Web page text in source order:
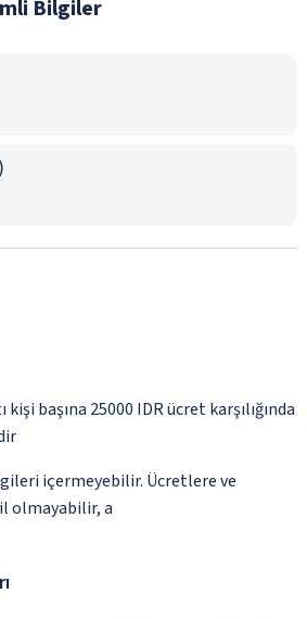
Bilgiler
kişi başına 25000 IDR ücret karşılığında
içermeyebilir. Ücretlere ve
olmayabilir, a